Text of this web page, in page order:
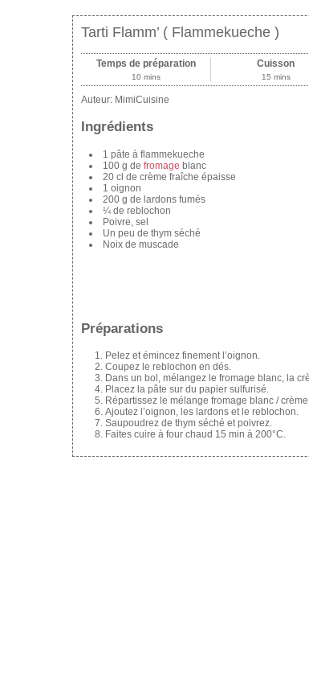
Tarti Flamm’ ( Flammekueche )
Temps de préparation
10 mins
Cuisson
15 mins
Auteur: MimiCuisine
Ingrédients
1 pâte à flammekueche
100 g de fromage blanc
20 cl de crème fraîche épaisse
1 oignon
200 g de lardons fumés
¼ de reblochon
Poivre, sel
Un peu de thym séché
Noix de muscade
Préparations
Pelez et émincez finement l’oignon.
Coupez le reblochon en dés.
Dans un bol, mélangez le fromage blanc, la
Placez la pâte sur du papier sulfurisé.
Répartissez le mélange fromage blanc /
Ajoutez l’oignon, les lardons et le reblochon.
Saupoudrez de thym séché et poivrez.
Faites cuire à four chaud 15 min à 200°C.